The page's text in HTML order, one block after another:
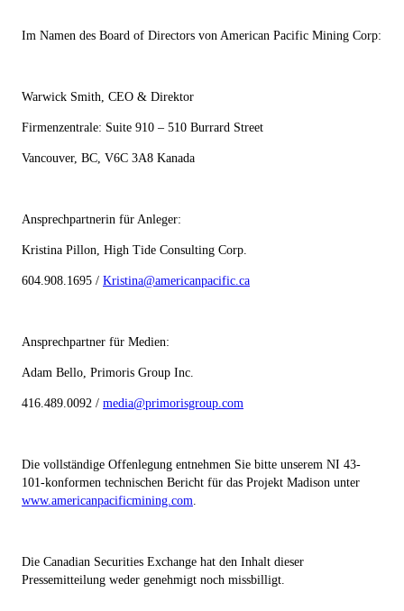
Im Namen des Board of Directors von American Pacific Mining Corp:
Warwick Smith, CEO & Direktor
Firmenzentrale: Suite 910 – 510 Burrard Street
Vancouver, BC, V6C 3A8 Kanada
Ansprechpartnerin für Anleger:
Kristina Pillon, High Tide Consulting Corp.
604.908.1695 / Kristina@americanpacific.ca
Ansprechpartner für Medien:
Adam Bello, Primoris Group Inc.
416.489.0092 / media@primorisgroup.com
Die vollständige Offenlegung entnehmen Sie bitte unserem NI 43-
101-konformen technischen Bericht für das Projekt Madison unter
www.americanpacificmining.com
Die Canadian Securities Exchange hat den Inhalt dieser
Pressemitteilung weder genehmigt noch missbilligt.